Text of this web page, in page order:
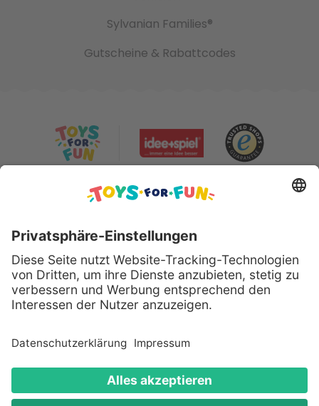
Sylvanian Families®
Gutscheine & Rabattcodes
sind eingetragene Warenzeichen der
jeweiligen Hersteller.
Copyright © 2008 - 2026 Toys for Fun